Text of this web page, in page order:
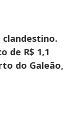
clandestino.
de R$ 1,1
do Galeão,